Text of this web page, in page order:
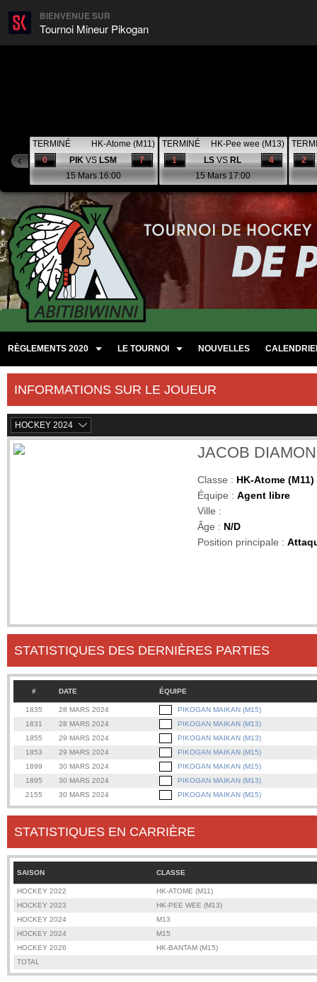
BIENVENUE SUR
Tournoi Mineur Pikogan
TERMINÉ
HK-Atome (M11)
7
0 PIKVSLSM
15 Mars 16:00
TERMINÉ
HK-Pee wee (M13)
4
1 LSVSRL
15 Mars 17:00
2
RÈGLEMENTS 2020 LE TOURNOI NOUVELLES
INFORMATIONS SUR LE JOUEUR
HOCKEY 2024
JACOB
Classe : HK-Atome (M11)
Équipe : Agent libre
Ville :
Âge : N/D
Position principale :
STATISTIQUES DES DERNIÈRES PARTIES
# DATE ÉQUIPE
1835 28 MARS 2024
PIKOGAN MAIKAN (M15)
1831
28 MARS 2024
PIKOGAN MAIKAN (M13)
1855
29 MARS 2024
PIKOGAN MAIKAN (M13)
1853
29 MARS 2024
PIKOGAN MAIKAN (M15)
1899
30 MARS 2024
PIKOGAN MAIKAN (M15)
1895
30 MARS 2024
PIKOGAN MAIKAN (M13)
2155
30 MARS 2024 PIKOGAN MAIKAN (M15)
STATISTIQUES EN CARRIÈRE
SAISON CLASSE
HOCKEY 2022
HK-ATOME (M11)
HOCKEY 2023
HK-PEE WEE (M13)
HOCKEY 2024
M13
HOCKEY 2024
M15
HOCKEY 2026
HK-BANTAM (M15)
TOTAL